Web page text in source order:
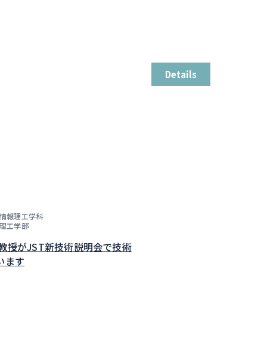
Details
情報理工学科
理工学部
授がJST新技術説明会で技術
ます